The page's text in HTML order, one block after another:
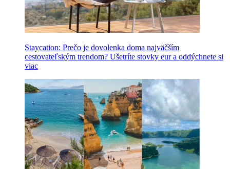
Staycation: Prečo je dovolenka doma najväčším
cestovateľským trendom? Ušetríte stovky eur a oddýchnete si
viac